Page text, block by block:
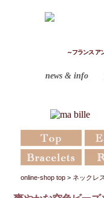
～フランス ア
news & info
online-shop top >ネックレス